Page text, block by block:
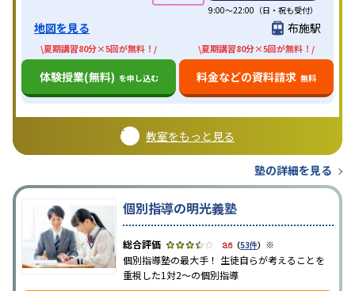
9:00～22:00（日・祝も受付）
地図を見る 布施駅
\夏期講習80分×5回が無料！/
体験授業(無料) を申し込む
\夏期講習80分×5回が無料！/
料金などの資料請求 無料
教室をもっと見る
塾の詳細を見る
個別指導の明光義塾
3.6（53件） ※
個別指導塾の最大手！ 生徒自らが考えることを
重視した1対2〜の個別指導